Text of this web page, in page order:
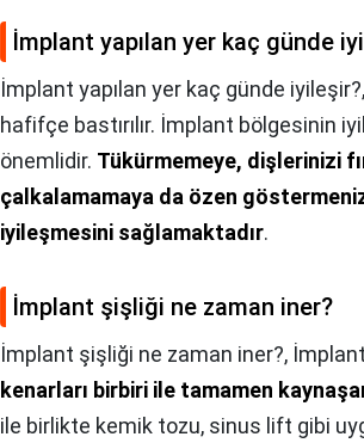
İmplant yapılan yer kaç günde
İmplant yapılan yer kaç günde iyileşir?,
hafifçe bastırılır. İmplant bölgesinin
önemlidir. Tükürmemeye, dişlerinizi
çalkalamamaya da özen
iyileşmesini sağlamaktadır.
İmplant şişliği ne zaman iner?
İmplant şişliği ne zaman iner?,
kenarları birbiri ile tamamen
ile birlikte kemik tozu, sinus lift gibi